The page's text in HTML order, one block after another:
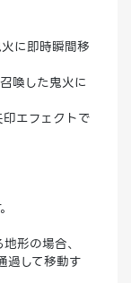
に即時瞬間移
喚した鬼火に
エフェクトで
形の場合、
過して移動す